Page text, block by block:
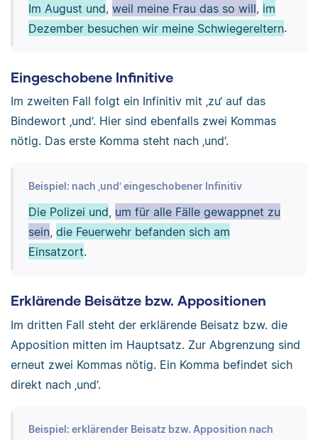
Im August und, weil meine Frau das so will, im
Dezember besuchen wir meine Schwiegereltern.
Eingeschobene Infinitive
Im zweiten Fall folgt ein Infinitiv mit ‚zu‘ auf das
Bindewort ‚und‘. Hier sind ebenfalls zwei Kommas
nötig. Das erste Komma steht nach ‚und‘.
Beispiel: nach ‚und‘ eingeschobener Infinitiv
Die Polizei und um für alle Fälle gewappnet zu
sein, die Feuerwehr befanden sich am
Einsatzort.
Erklärende Beisätze bzw. Appositionen
Im dritten Fall steht der erklärende Beisatz bzw. die
Apposition mitten im Hauptsatz. Zur Abgrenzung sind
erneut zwei Kommas nötig. Ein Komma befindet sich
direkt nach ‚und‘.
Beispiel: erklärender Beisatz bzw. Apposition nach